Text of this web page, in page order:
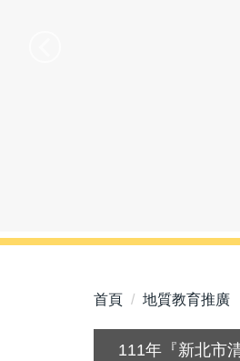
首頁 地質教育推廣
111年『新北市